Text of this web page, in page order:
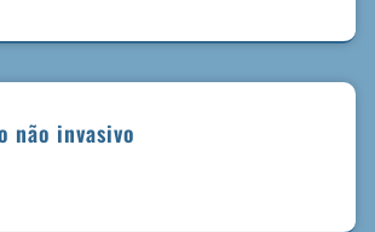
não invasivo